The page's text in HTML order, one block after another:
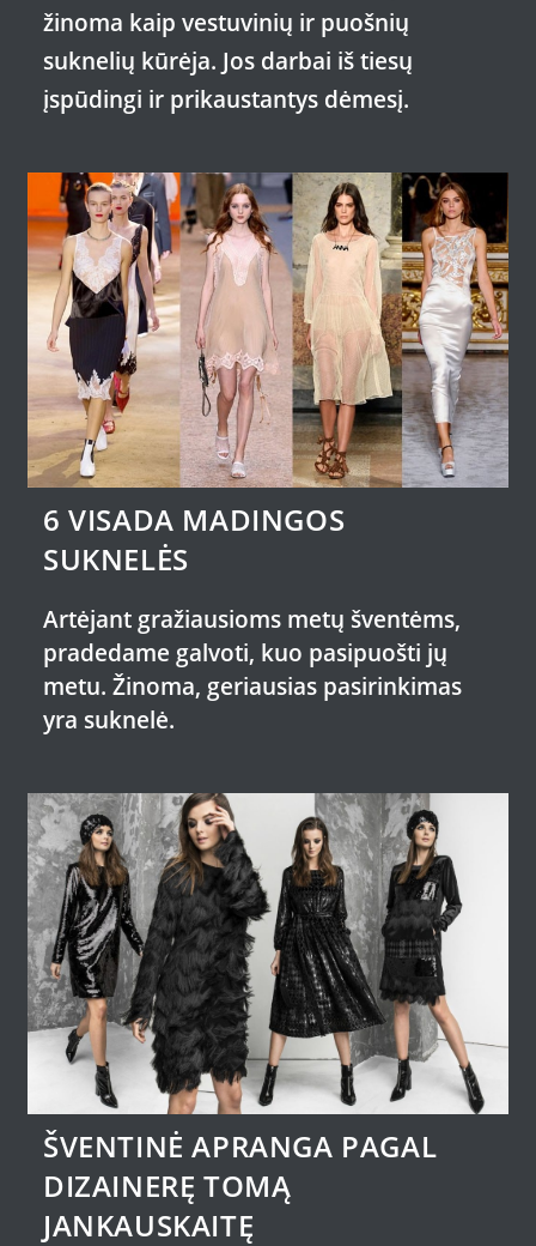
žinoma kaip vestuvinių ir puošnių
suknelių kūrėja. Jos darbai iš tiesų
įspūdingi ir prikaustantys dėmesį.
6 VISADA MADINGOS
SUKNELĖS
Artėjant gražiausioms metų šventėms,
pradedame galvoti, kuo pasipuošti jų
metu. Žinoma, geriausias pasirinkimas
yra suknelė.
ŠVENTINĖ APRANGA PAGAL
DIZAINERĘ TOMĄ
JANKAUSKAITĘ